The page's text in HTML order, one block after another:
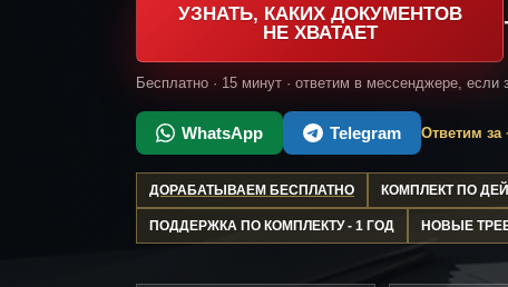
УЗНАТЬ, КАКИХ ДОКУМЕНТОВ
НЕ ХВАТАЕТ
Бесплатно · 15 минут · ответим в мессенджере, если
WhatsApp Telegram Ответим за
ДОРАБАТЫВАЕМ БЕСПЛАТНО КОМПЛЕКТ ПО
ПОДДЕРЖКА ПО КОМПЛЕКТУ - 1 ГОД НОВЫЕ